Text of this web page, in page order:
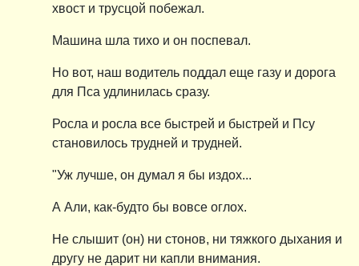
хвост и трусцой побежал.
Машина шла тихо и он поспевал.
Но вот, наш водитель поддал еще газу и дорога
для Пса удлинилась сразу.
Росла и росла все быстрей и быстрей и Псу
становилось трудней и трудней.
"Уж лучше, он думал я бы издох...
А Али, как-будто бы вовсе оглох.
Не слышит (он) ни стонов, ни тяжкого дыхания и
другу не дарит ни капли внимания.